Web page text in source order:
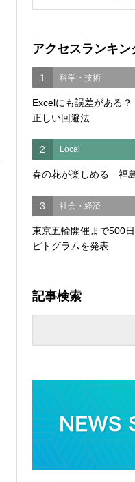
アクセスランキン
1 科学・技術
Excelにも誤差がある
正しい回避法
2 Local
春の花が楽しめる 福
3 社会・経済
東京五輪開催まで500
ピトグラムを発表
記事検索